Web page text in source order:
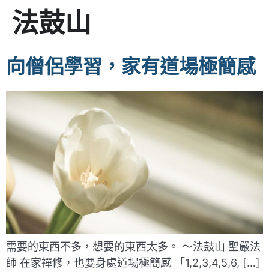
法鼓山
向僧侶學習，家有道場極簡感
需要的東西不多，想要的東西太多。 ～法鼓山 聖嚴法
師 在家禪修，也要身處道場極簡感 「1,2,3,4,5,6, […]